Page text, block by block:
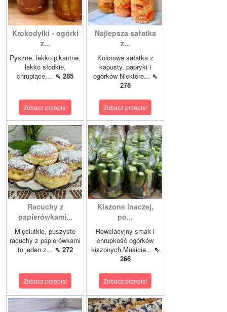
Krokodylki - ogórki
z...
Pyszne, lekko pikantne,
lekko słodkie,
chrupiące,... ⇖ 285
Zobacz przepis!
Najlepsza sałatka
z...
Kolorowa sałatka z
kapusty, papryki i
ogórków Niektóre... ⇖
278
Zobacz przepis!
Racuchy z
papierówkami...
Mięciutkie, puszyste
racuchy z papierówkami
to jeden z... ⇖ 272
Zobacz przepis!
Kiszone inaczej,
po...
Rewelacyjny smak i
chrupkość ogórków
kiszonych.Musicie... ⇖
266
Zobacz przepis!